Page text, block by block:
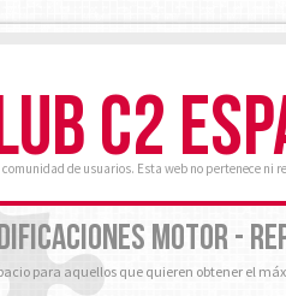
C2
comunidad de usuarios. Esta web no pertenece ni
MOTOR -
para aquellos que quieren obtener el